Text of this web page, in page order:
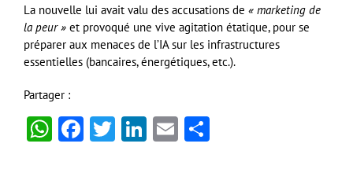
La nouvelle lui avait valu des accusations de « marketing de
la peur » et provoqué une vive agitation étatique, pour se
préparer aux menaces de l’IA sur les infrastructures
essentielles (bancaires, énergétiques, etc.).
Partager :
WhatsApp
Facebook
Twitter
LinkedIn
Email